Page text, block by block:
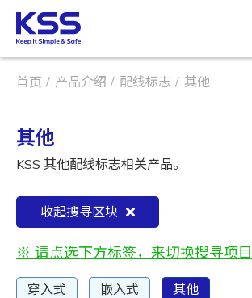
首页 产品介绍 配线标志 其他
其他
KSS 其他配线标志相关产品。
收起搜寻区块
※ 请点选下方标签，来切换搜寻项目
穿入式 嵌入式 其他